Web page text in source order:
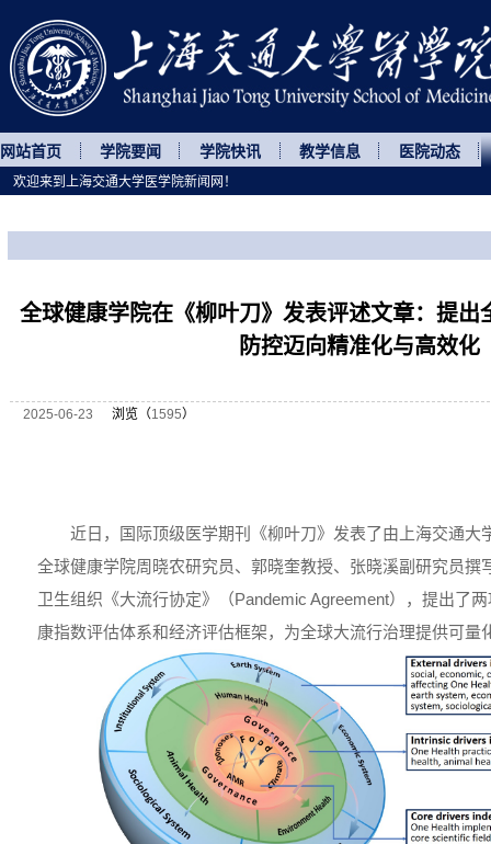
网站首页 学院要闻 学院快讯 教学信息 医院动态
全球健康学院在《柳叶刀》发表评述文章：提
防控迈向精准化与高效化
2025-06-23 浏览（1595）
近日，国际顶级医学期刊《柳叶刀》发表了由上海交通大
全球健康学院周晓农研究员、郭晓奎教授、张晓溪副研究员撰
卫生组织《大流行协定》（Pandemic Agreement），提出了
康指数评估体系和经济评估框架，为全球大流行治理提供可量
欢迎来到上海交通大学医学院新闻网！